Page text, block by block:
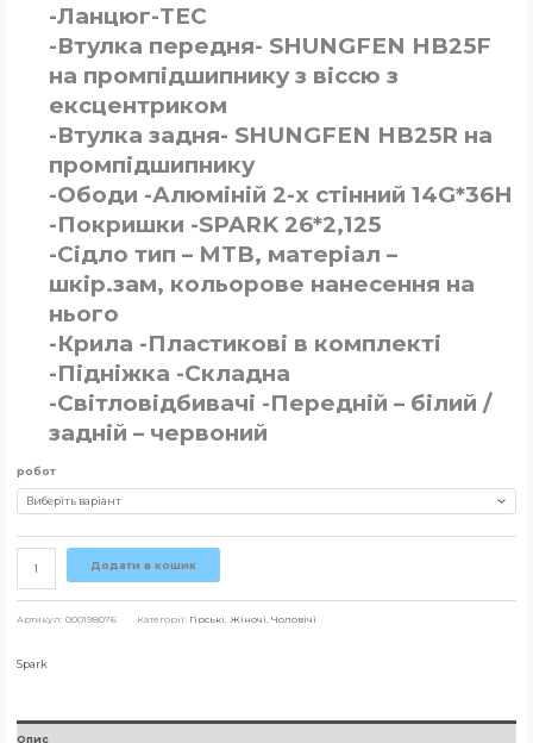
-Ланцюг-ТЕС
-Втулка передня- SHUNGFEN HB25F
на промпідшипнику з віссю з
ексцентриком
-Втулка задня- SHUNGFEN HB25R на
промпідшипнику
-Ободи -Алюміній 2-х стінний 14G*36H
-Покришки -SPARK 26*2,125
-Сідло тип – MTB, матеріал –
шкір.зам, кольорове нанесення на
нього
-Крила -Пластикові в комплекті
-Підніжка -Складна
-Світловідбивачі -Передній – білий /
задній – червоний
робот
Додати в кошик
Артикул: 000198076 Категорії: Гірські, Жіночі, Чоловічі
Spark
Опис